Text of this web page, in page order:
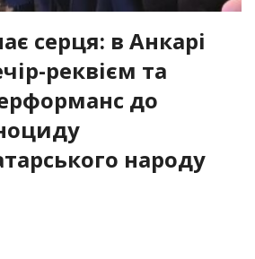
серця: в Анкарі
реквієм та
до
народу